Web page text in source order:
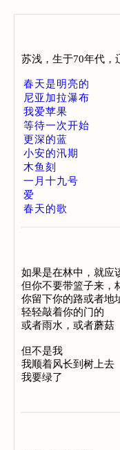
苏浅，生于70年代，
春天是明亮的
尼亚加拉瀑布
我爱苹果
等待一次开始
更深的蓝
小安的汛期
木鱼刻
一月十九号
爱
春天的歌
如果是在林中，就应
但你不要带篮子来，
你留下你的路或者地
轻轻敲着你的门的
或者雨水，或者蘑菇
但不是我
我顺着风长到树上去